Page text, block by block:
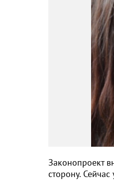
Законопроект
сторону.